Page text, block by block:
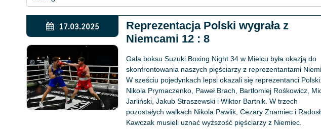
17.03.2025
Reprezentacja Polski wygrała z
Niemcami 12 : 8
Gala boksu Suzuki Boxing Night 34 w Mielcu była okazją do
skonfrontowania naszych pięściarzy z reprezentantami
W sześciu pojedynkach lepsi okazali się reprezentanci Polski:
Nikola Prymaczenko, Paweł Brach, Bartłomiej Rośkowicz,
Jarliński, Jakub Straszewski i Wiktor Bartnik. W trzech
pozostałych walkach Nikola Pawlik, Cezary Znamiec i
Kawczak musieli uznać wyższość pięściarzy z Niemiec.